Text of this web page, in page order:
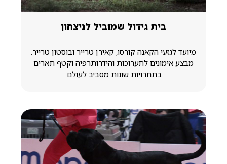
בית גידול שמוביל לניצחון
מיועד לגזעי הקאנה קורסו, קאירן טרייר ובוסטון טרייר.
מבצע אימונים לתערוכות והידרותרפיה וקטף תארים
בתחרויות שונות מסביב לעולם.